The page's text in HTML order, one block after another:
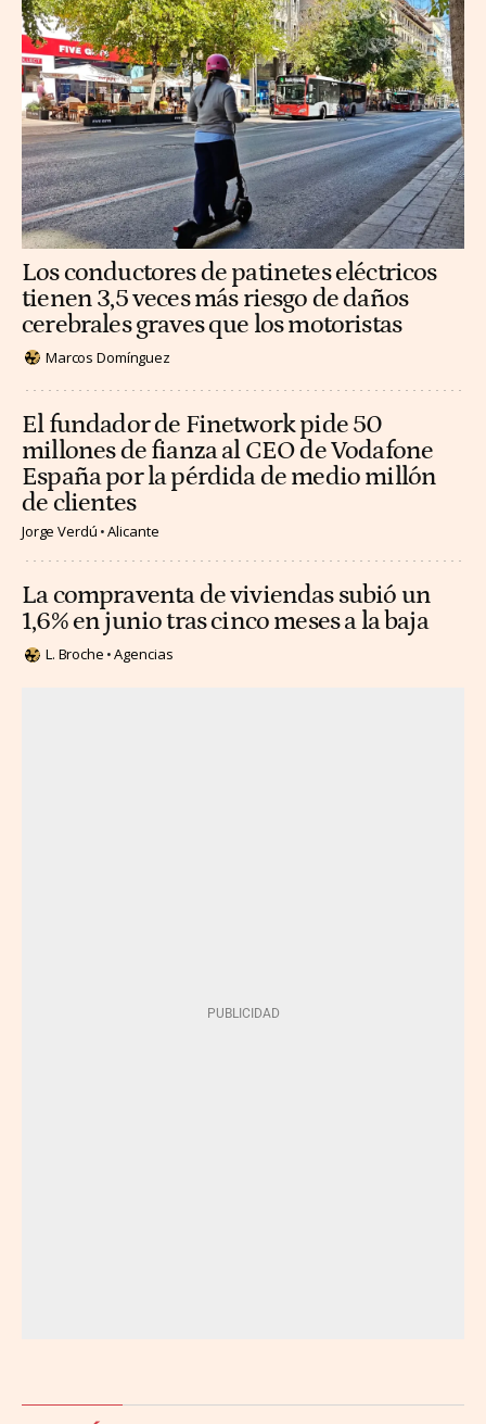
Los conductores de patinetes eléctricos
tienen 3,5 veces más riesgo de daños
cerebrales graves que los motoristas
Marcos Domínguez
El fundador de Finetwork pide 50
millones de fianza al CEO de Vodafone
España por la pérdida de medio millón
de clientes
Jorge Verdú Alicante
La compraventa de viviendas subió un
1,6% en junio tras cinco meses a la baja
L. Broche Agencias